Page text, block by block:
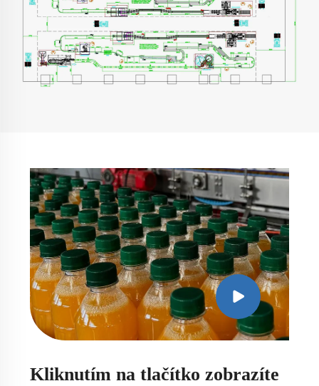
Kliknutím na tlačítko zobrazíte